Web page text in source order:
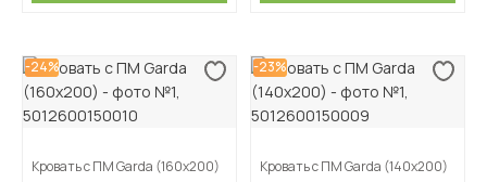
-24%
Кровать с ПМ Garda (160х200)
-23%
Кровать с ПМ Garda (140х200)